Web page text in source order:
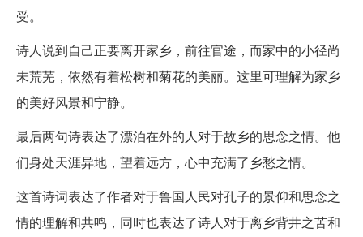
受。
诗人说到自己正要离开家乡，前往官途，而家中的小径尚
未荒芜，依然有着松树和菊花的美丽。这里可理解为家乡
的美好风景和宁静。
最后两句诗表达了漂泊在外的人对于故乡的思念之情。他
们身处天涯异地，望着远方，心中充满了乡愁之情。
这首诗词表达了作者对于鲁国人民对孔子的景仰和思念之
情的理解和共鸣，同时也表达了诗人对于离乡背井之苦和